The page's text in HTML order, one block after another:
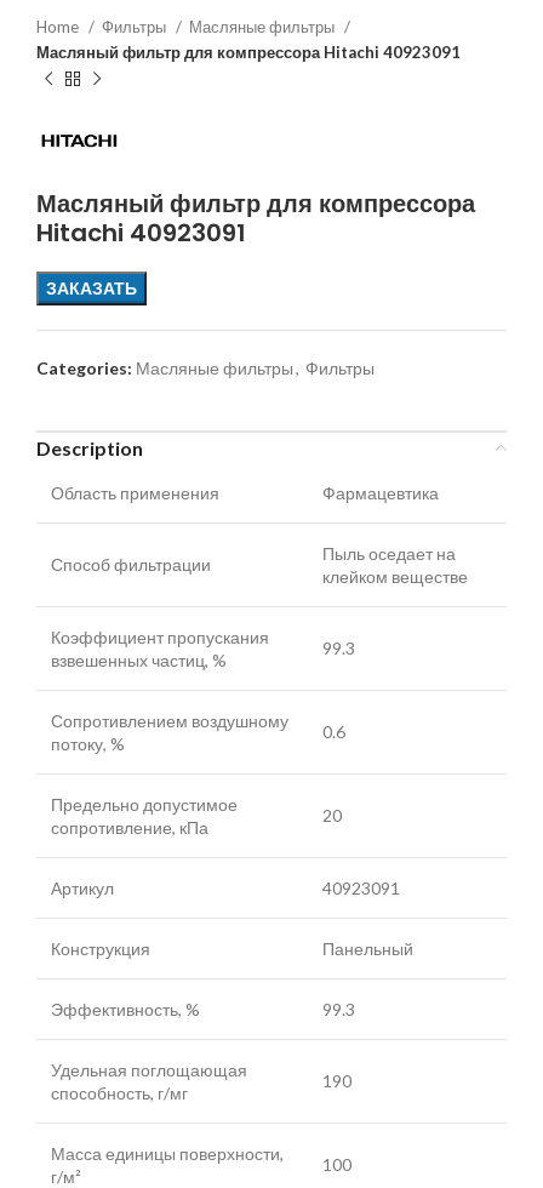
Home Фильтры
Масляные фильтры
Масляный фильтр для компрессора Hitachi 40923091
Масляный фильтр для компрессора
Hitachi 40923091
ЗАКАЗАТЬ
Categories: Масляные фильтры, Фильтры
Description
Область применения Фармацевтика
Способ фильтрации
Пыль оседает на
клейком веществе
Коэффициент пропускания
взвешенных частиц, %
99.3
Сопротивлением воздушному
потоку, %
0.6
Предельно допустимое
сопротивление, кПа
20
Артикул 40923091
Конструкция Панельный
Эффективность, % 99.3
Удельная поглощающая
способность, г/мг
190
Масса единицы поверхности,
г/м²
100